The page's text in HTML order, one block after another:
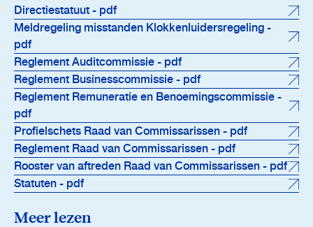
Directiestatuut - pdf
Meldregeling misstanden Klokkenluidersregeling -
pdf
Reglement Auditcommissie - pdf
Reglement Businesscommissie - pdf
Reglement Remuneratie en Benoemingscommissie -
pdf
Profielschets Raad van Commissarissen - pdf
Reglement Raad van Commissarissen - pdf
Rooster van aftreden Raad van Commissarissen - pdf
Statuten - pdf
Meer lezen